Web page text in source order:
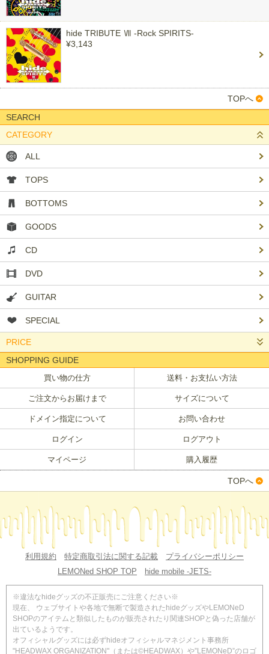
hide TRIBUTE Ⅶ -Rock SPIRITS-
¥3,143
TOPへ
SEARCH
CATEGORY
ALL
TOPS
BOTTOMS
GOODS
CD
DVD
GUITAR
SPECIAL
PRICE
SHOPPING GUIDE
買い物の仕方 送料・お支払い方法
ご注文からお届けまで サイズについて
ドメイン指定について お問い合わせ
ログイン ログアウト
マイページ 購入履歴
TOPへ
利用規約 特定商取引法に関する記載
プライバシーポリシー
LEMONed SHOP TOP
hide mobile -JETS-
※違法なhideグッズの不正販売にご注意ください※
現在、 ウェブサイトや各地で無断で製造されたhideグッズやLEMONeD
SHOPのアイテムと類似したものが販売されたり関連SHOPと偽った店舗が
出ているようです。
オフィシャルグッズには必ずhideオフィシャルマネジメント事務所
"HEADWAX ORGANIZATION"（または©HEADWAX）や”LEMONeD”のロゴ